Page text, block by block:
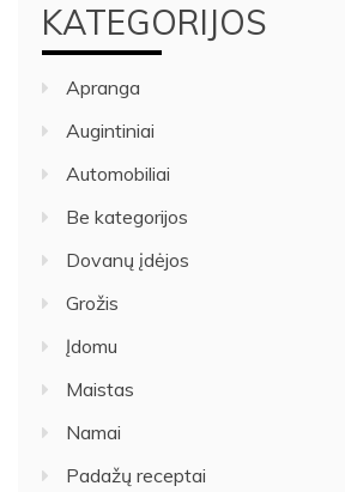
KATEGORIJOS
Apranga
Augintiniai
Automobiliai
Be kategorijos
Dovanų įdėjos
Grožis
Įdomu
Maistas
Namai
Padažų receptai